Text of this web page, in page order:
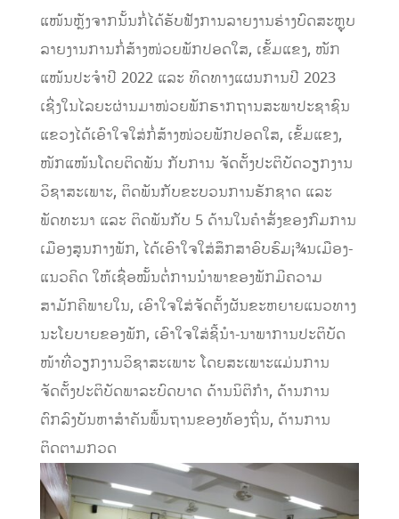
ແໜ້ນຫຼັງຈາກນັ້ນກໍ່ໄດ້ຮັບຟັງການລາຍງານຮ່າງບົດສະຫຼຸບ
ລາຍງານການກໍ່ສ້າງໜ່ວຍພັກປອດໃສ, ເຂັ້ມແຂງ, ໜັກ
ແໜ້ນປະຈໍາປີ 2022 ແລະ ທິດທາງແຜນການປີ 2023
ເຊີ່ງໃນໄລຍະຜ່ານມາໜ່ວຍພັກຮາກຖານສະພາປະຊາຊົນ
ແຂວງໄດ້ເອົາໃຈໃສ່ກໍ່ສ້າງໜ່ວຍພັກປອດໃສ, ເຂັ້ມແຂງ,
ໜັກແໜ້ນໂດຍຕິດພັນ ກັບການ ຈັດຕັ້ງປະຕິບັດວຽກງານ
ວິຊາສະເພາະ, ຕິດພັນກັບຂະບວນການຮັກຊາດ ແລະ
ພັດທະນາ ແລະ ຕິດພັນກັບ 5 ດ້ານໃນຄໍາສັ່ງຂອງກົມການ
ເມືອງສູນກາງພັກ, ໄດ້ເອົາໃຈໃສ່ສຶກສາອົບຮົມ¡¾ນ​ເມືອງ-​
ແນວ​ຄິດ ​ໃຫ້ເຊື່ອໝັ້ນຕໍ່ການນຳພາຂອງພັກມີຄວາມ
ສາມັກຄີພາຍໃນ, ເອົາໃຈໃສ່ຈັດຕັ້ງຜັນຂະຫຍາຍແນວທາງ
ນະໂຍບາຍຂອງພັກ, ເອົາໃຈໃສ່ຊີ້ນໍາ-ນາພາການປະຕິບັດ
ໜ້າທີ່ວຽກງານວິຊາສະເພາະ ໂດຍສະເພາະແມ່ນການ
ຈັດຕັ້ງປະຕິບັດພາລະບົດບາດ ດ້ານນິຕິກໍາ, ດ້ານການ
ຕົກລົງບັນຫາສໍາຄັນພື້ນຖານຂອງທ້ອງຖິ່ນ, ດ້ານການ
ຕິດຕາມກວດ